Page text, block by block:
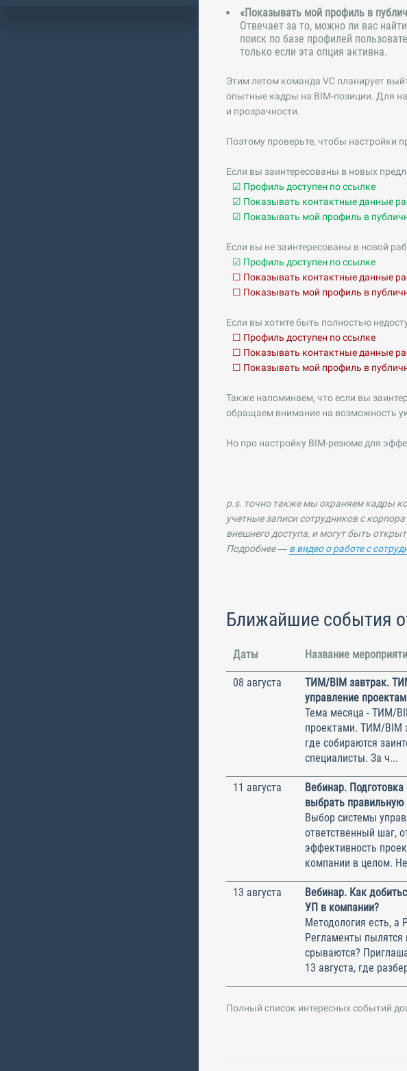
«Показывать мой профиль в
Отвечает за то, можно ли вас
поиск по базе профилей
только если эта опция активна.
Этим летом команда VC планирует
опытные кадры на BIM-позиции. Для
и прозрачности.
Поэтому проверьте, чтобы настройки
Если вы заинтересованы в новых
☑ Профиль доступен по ссылке
☑ Показывать контактные данные
☑ Показывать мой профиль в
Если вы не заинтересованы в новой
☑ Профиль доступен по ссылке
☐ Показывать контактные данные
☐ Показывать мой профиль в
Если вы хотите быть полностью
☐ Профиль доступен по ссылке
☐ Показывать контактные данные
☐ Показывать мой профиль в
Также напоминаем, что если вы
обращаем внимание на возможность
Но про настройку BIM-резюме для
p.s. точно также мы охраняем кадры
учетные записи сотрудников с
внешнего доступа, и могут быть
Подробнее — в видео о работе с
Ближайшие события
Даты Название
08 августа
ТИМ/BIM завтрак.
управление
Тема месяца - ТИМ/
проектами. ТИМ/BIM
где собираются
специалисты. За ч...
11 августа
Вебинар.
выбрать
Выбор системы
ответственный шаг,
эффективность
компании в целом.
13 августа
Вебинар. Как
УП в компании?
Методология есть, а
Регламенты пылятся
срываются?
13 августа, где
Полный список интересных событий